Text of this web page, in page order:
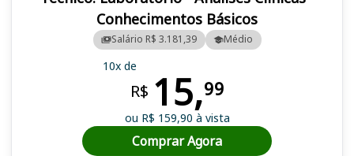
Conhecimentos Básicos
Salário R$ 3.181,39 Médio
10x de
R$ 15,99
ou R$ 159,90 à vista
Comprar Agora